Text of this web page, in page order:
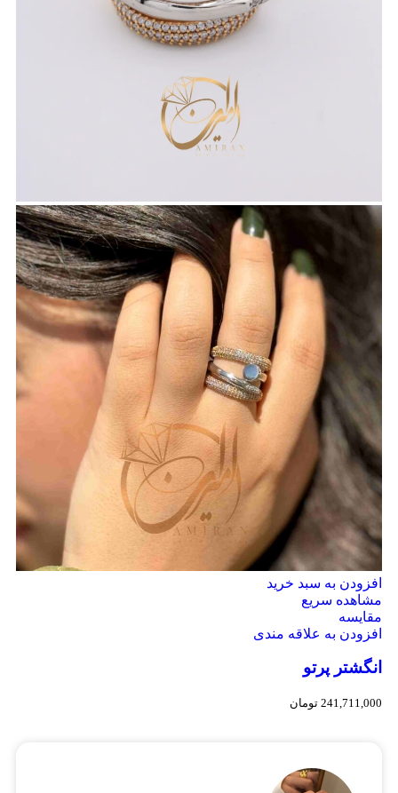
افزودن به سبد خرید
مشاهده سریع
مقایسه
افزودن به علاقه مندی
انگشتر پرتو
241,711,000 تومان